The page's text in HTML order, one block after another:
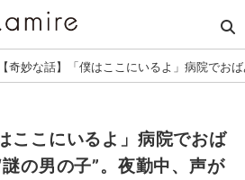
【奇妙な話】「僕はここにいるよ」病院でお
ここにいるよ」病院でおば
の男の子”。夜勤中、声が